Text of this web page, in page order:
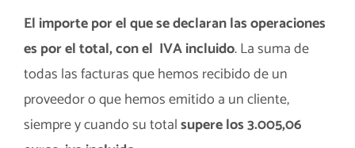
El importe por el que se declaran las operaciones
es por el total, con el IVA incluido. La suma de
todas las facturas que hemos recibido de un
proveedor o que hemos emitido a un cliente,
siempre y cuando su totalsupere los 3.005,06